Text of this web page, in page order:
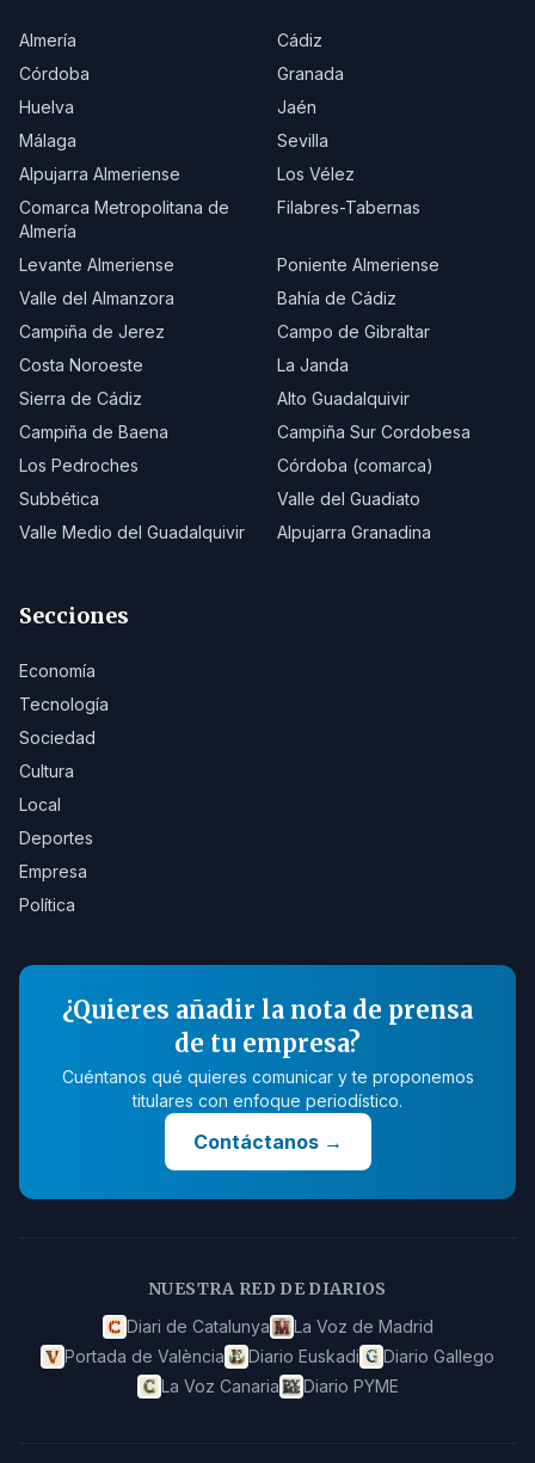
Almería
Cádiz
Córdoba
Granada
Huelva
Jaén
Málaga
Sevilla
Alpujarra Almeriense
Los Vélez
Comarca Metropolitana de
Almería
Filabres-Tabernas
Levante Almeriense
Poniente Almeriense
Valle del Almanzora
Bahía de Cádiz
Campiña de Jerez
Campo de Gibraltar
Costa Noroeste
La Janda
Sierra de Cádiz
Alto Guadalquivir
Campiña de Baena
Campiña Sur Cordobesa
Los Pedroches
Córdoba (comarca)
Subbética
Valle del Guadiato
Valle Medio del Guadalquivir
Alpujarra Granadina
Secciones
Economía
Tecnología
Sociedad
Cultura
Local
Deportes
Empresa
Política
¿Quieres añadir la nota de prensa
de tu empresa?
Cuéntanos qué quieres comunicar y te proponemos
titulares con enfoque periodístico.
Contáctanos→
NUESTRA RED DE DIARIOS
Diari de Catalunya
La Voz de Madrid
Portada de València
Diario Euskadi
Diario Gallego
La Voz Canaria
Diario PYME